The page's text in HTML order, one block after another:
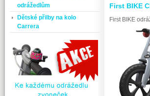
odrážedlům
Dětské přilby na kolo
Carrera
First BIKE
First BIKE